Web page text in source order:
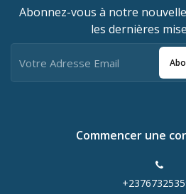
Abonnez-vous à notre
les dernières
Commencer une